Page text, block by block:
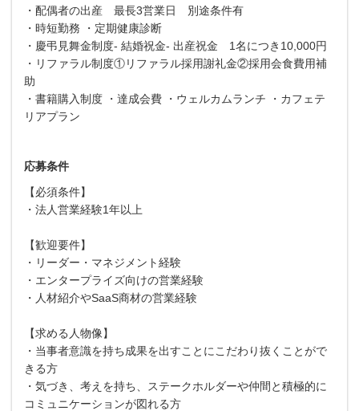
・配偶者の出産 最長3営業日 別途条件有
・時短勤務 ・定期健康診断
・慶弔見舞金制度- 結婚祝金- 出産祝金 1名につき10,000円
・リファラル制度①リファラル採用謝礼金②採用会食費用補
助
・書籍購入制度 ・達成会費 ・ウェルカムランチ ・カフェテ
リアプラン
応募条件
【必須条件】
・法人営業経験1年以上
【歓迎要件】
・リーダー・マネジメント経験
・エンタープライズ向けの営業経験
・人材紹介やSaaS商材の営業経験
【求める人物像】
・当事者意識を持ち成果を出すことにこだわり抜くことがで
きる方
・気づき、考えを持ち、ステークホルダーや仲間と積極的に
コミュニケーションが図れる方